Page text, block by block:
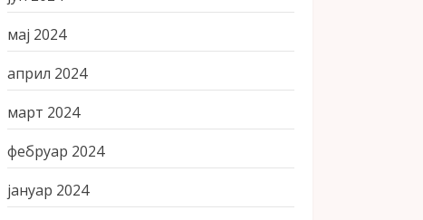
мај 2024
април 2024
март 2024
фебруар 2024
јануар 2024